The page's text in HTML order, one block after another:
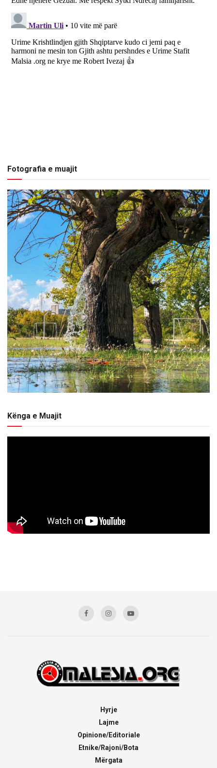
Fotografia e muajit
Kënga e Muajit
Hyrje
Lajme
Opinione/Editoriale
Etnike/Rajoni/Bota
Mërgata